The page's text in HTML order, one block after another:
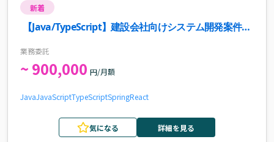
新着
【Java/TypeScript】建設会社向けシステム開発案件・
業務委託
~ 900,000 円/月額
JavaJavaScriptTypeScriptSpringReact
気になる 詳細を見る